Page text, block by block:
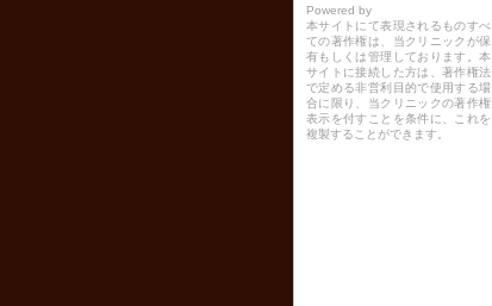
Powered by
本サイトにて表現されるものすべ
ての著作権は、当クリニックが保
有もしくは管理しております。本
サイトに接続した方は、著作権法
で定める非営利目的で使用する場
合に限り、当クリニックの著作権
表示を付すことを条件に、これを
複製することができます。